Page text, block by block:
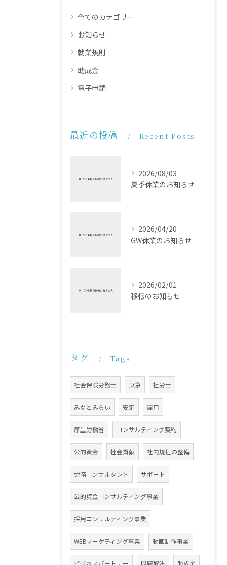
全てのカテゴリー
お知らせ
就業規則
助成金
電子申請
最近の投稿 Recent Posts
2026/08/03
夏季休業のお知らせ
2026/04/20
GW休業のお知らせ
2026/02/01
移転のお知らせ
タグ Tags
社会保険労務士 東京 社労士
みなとみらい 安定 雇用
厚生労働省 コンサルティング契約
公的資金 社会貢献 社内規程の整備
労務コンサルタント サポート
公的資金コンサルティング事業
採用コンサルティング事業
WEBマーケティング事業 動画制作事業